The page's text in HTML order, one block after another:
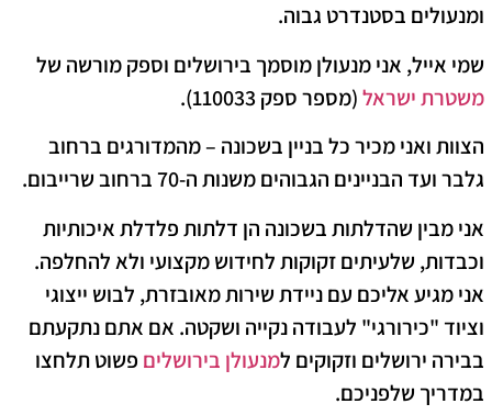
ומנעולים בסטנדרט גבוה.
שמי אייל, אני מנעולן מוסמך בירושלים וספק מורשה של
משטרת ישראל(מספר ספק 110033).
הצוות ואני מכיר כל בניין בשכונה – מהמדורגים ברחוב
גלבר ועד הבניינים הגבוהים משנות ה-70 ברחוב שרייבום.
אני מבין שהדלתות בשכונה הן דלתות פלדלת איכותיות
וכבדות, שלעיתים זקוקות לחידוש מקצועי ולא להחלפה.
אני מגיע אליכם עם ניידת שירות מאובזרת, לבוש ייצוגי
וציוד "כירורגי" לעבודה נקייה ושקטה. אם אתם נתקעתם
בבירה ירושלים וזקוקים למנעולן בירושלים פשוט תלחצו
במדריך שלפניכם.